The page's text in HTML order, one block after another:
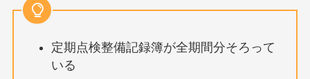
定期点検整備記録簿が全期間分そろって
いる